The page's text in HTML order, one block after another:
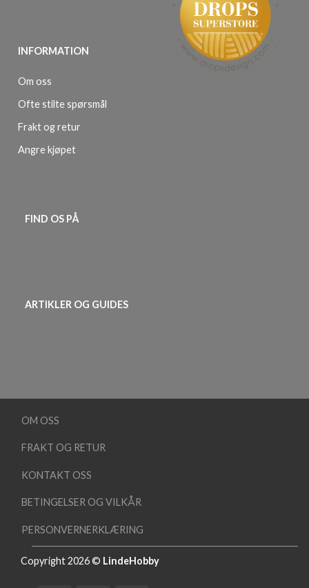
INFORMATION
Om oss
Ofte stilte spørsmål
Frakt og retur
Angre kjøpet
FIND OS PÅ
ARTIKLER OG GUIDES
OM OSS
FRAKT OG RETUR
KONTAKT OSS
BETINGELSER OG VILKÅR
PERSONVERNERKLÆRING
Copyright 2026 © LindeHobby